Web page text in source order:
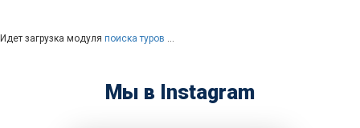
Идет загрузка модуля поиска туров …
Мы в Instagram